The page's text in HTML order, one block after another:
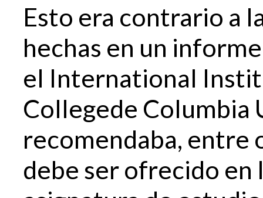
Esto era contrario a
hechas en un
el International
Collegede Columbia
recomendaba, entre
debe ser ofrecido en